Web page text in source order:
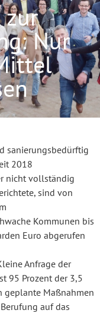
zur
Nur
sanierungsbedürftig
2018
nicht vollständig
sind von
Kommunen bis
Euro abgerufen
Anfrage der
95 Prozent der 3,5
geplante Maßnahmen
auf das